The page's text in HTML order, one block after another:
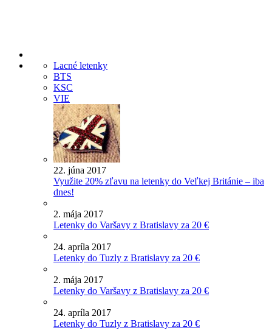
Lacné letenky
BTS
KSC
VIE
22. júna 2017
Využite 20% zľavu na letenky do Veľkej Británie – iba
dnes!
2. mája 2017
Letenky do Varšavy z Bratislavy za 20 €
24. apríla 2017
Letenky do Tuzly z Bratislavy za 20 €
2. mája 2017
Letenky do Varšavy z Bratislavy za 20 €
24. apríla 2017
Letenky do Tuzly z Bratislavy za 20 €